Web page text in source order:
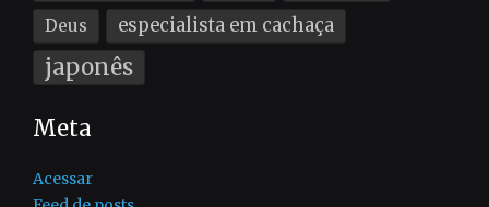
Deus especialista em cachaça
japonês
Meta
Acessar